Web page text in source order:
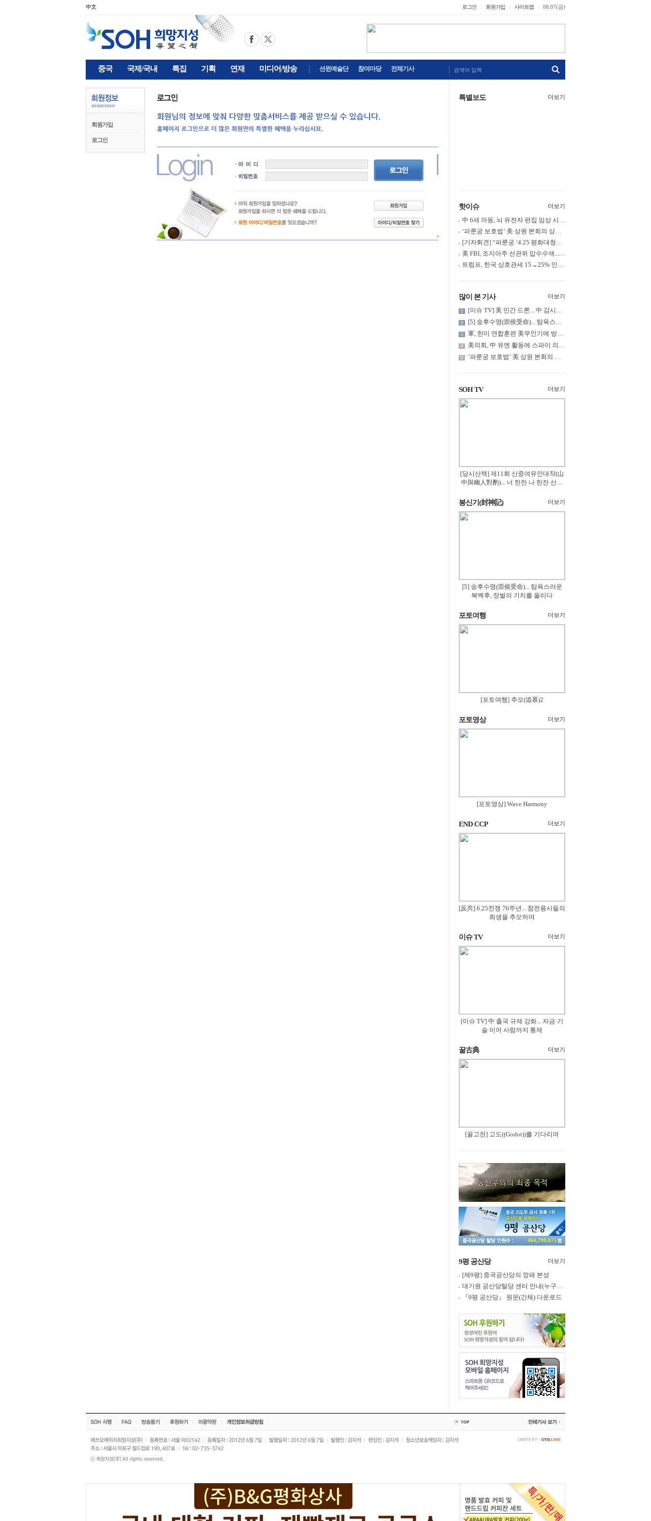
中文 로그인 회원가입 사이트맵 08.07(금)
중국 국제/국내 특집 기획 연재 미디어/방송 션윈예술단 참여마당 전체기사 검색어 입력
회원가입
로그인
특별보도 더보기
핫이슈 더보기
中 6세 아동, 뇌 유전자 편집 임상 시험 중 사망... 의료진 1년간 ....
‘파룬궁 보호법’ 美 상원 본회의 상정... 최종 입법 ‘초읽기’
[기자회견] “파룬궁 ‘4.25 평화대청원’ 기념 & 중공의 션윈 공연 .....
美 FBI, 조지아주 선관위 압수수색... 트럼프 “부정선거 증거 확보....
트럼프, 한국 상호관세 15→25% 인상... “韓 국회 무력합의 미비준”....
많이 본 기사 더보기
[이슈 TV] 美 민간 드론... 中 감시망 뚫고 군함 근접 촬영
[5] 숭후수명(崇侯受命)... 탐욕스러운 북백후, 정벌의 기치를 올.....
軍, 한미 연합훈련 美무인기에 방공태세 발령... 왜?
美의회, 中 유엔 활동에 스파이 의혹 제기
‘파룬궁 보호법’ 美 상원 본회의 상정... 최종 입법 ‘초읽기’
SOH TV 더보기
[당시산책] 제11회 산중여유인대작(山
中與幽人對酌)... 너 한잔 나 한잔 산의
봉신기(封神記) 더보기
[5] 숭후수명(崇侯受命)... 탐욕스러운
북백후, 정벌의 기치를 올리다
포토여행 더보기
[포토여행] 추모(追慕)2
포토영상 더보기
[포토영상] Wave Harmony
END CCP 더보기
[反共] 6.25전쟁 76주년... 참전용사들의
희생을 추모하며
이슈 TV 더보기
[이슈 TV] 中 출국 규제 강화... 자금·기
술 이어 사람까지 통제
꿀古典 더보기
[꿀고전] 고도((Godot))를 기다리며
464,799,675
9평 공산당 더보기
[제9평] 중국공산당의 깡패 본성
대기원 공산당탈당 센터 안내(누구나 쉽게 退黨, 退團, 退隊 가능)
『9평 공산당』 원문(간체) 다운로드